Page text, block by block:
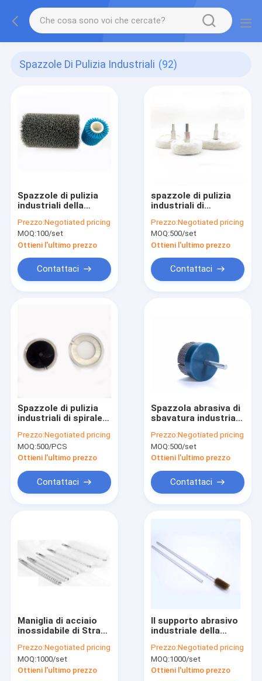
Spazzole Di Pulizia Industriali (92)
Spazzole di pulizia
industriali della
nylon
Prezzo:Negotiated pricing
MOQ:100/set
Ottieni l'ultimo prezzo
Contattaci
spazzole di pulizia
industriali di
di 50mm
Prezzo:Negotiated pricing
MOQ:500/set
Ottieni l'ultimo prezzo
Contattaci
Spazzole di pulizia
industriali di spirale
filamento
Prezzo:Negotiated pricing
MOQ:500/PCS
Ottieni l'ultimo prezzo
Contattaci
Spazzola abrasiva di
sbavatura industriale
filamento per
lucidatura e
macinazione
Prezzo:Negotiated pricing
MOQ:500/set
Ottieni l'ultimo prezzo
Contattaci
Maniglia di acciaio
inossidabile di Straw
Nylon Fiber della
bottiglia della
metropolitana
Prezzo:Negotiated pricing
MOQ:1000/set
Ottieni l'ultimo prezzo
Il supporto abrasivo
industriale della
lucidatura della
metropolitana
progetta
Prezzo:Negotiated pricing
MOQ:1000/set
Ottieni l'ultimo prezzo